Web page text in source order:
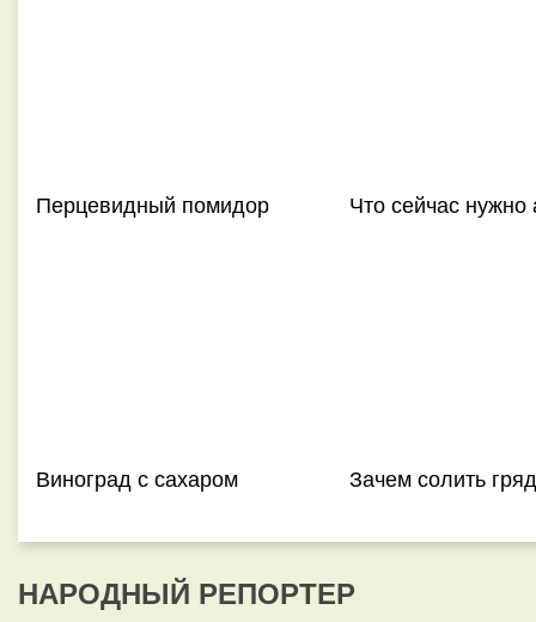
Перцевидный помидор Что сейчас нужно
Виноград с сахаром Зачем солить
НАРОДНЫЙ РЕПОРТЕР